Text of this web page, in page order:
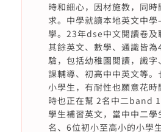
時和細心，因材施教，同
求。中學就讀本地英文中
學。23年dse中文閱讀卷及
其餘英文、數學、通識皆
驗，包括幼稚園閱讀，識
課輔導、初高中中英文等
小學生，有耐性也願意花
時也正在幫 2名中二band
學生補習英文，當中中二學
名、6位初小至高小的小學